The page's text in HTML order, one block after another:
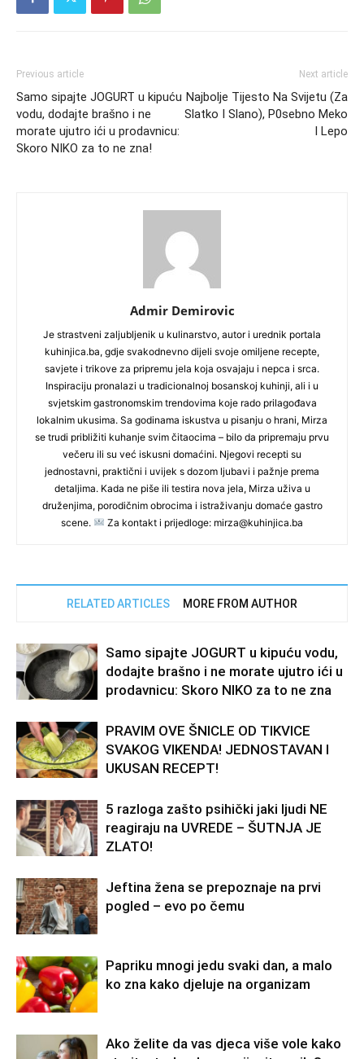
Previous article
Samo sipajte JOGURT u kipuću
vodu, dodajte brašno i ne
morate ujutro ići u prodavnicu:
Skoro NIKO za to ne zna!
Next article
Najbolje Tijesto Na Svijetu (Za
Slatko I Slano), P0sebno Meko
I Lepo
Admir Demirovic
Je strastveni zaljubljenik u kulinarstvo, autor i urednik portala
kuhinjica.ba, gdje svakodnevno dijeli svoje omiljene recepte,
savjete i trikove za pripremu jela koja osvajaju i nepca i srca.
Inspiraciju pronalazi u tradicionalnoj bosanskoj kuhinji, ali i u
svjetskim gastronomskim trendovima koje rado prilagođava
lokalnim ukusima. Sa godinama iskustva u pisanju o hrani, Mirza
se trudi približiti kuhanje svim čitaocima – bilo da pripremaju prvu
večeru ili su već iskusni domaćini. Njegovi recepti su
jednostavni, praktični i uvijek s dozom ljubavi i pažnje prema
detaljima. Kada ne piše ili testira nova jela, Mirza uživa u
druženjima, porodičnim obrocima i istraživanju domaće gastro
scene.
Za kontakt i prijedloge: mirza@kuhinjica.ba
RELATED ARTICLES MORE FROM AUTHOR
Samo sipajte JOGURT u kipuću vodu,
dodajte brašno i ne morate ujutro ići u
prodavnicu: Skoro NIKO za to ne zna
PRAVIM OVE ŠNICLE OD TIKVICE
SVAKOG VIKENDA! JEDNOSTAVAN I
UKUSAN RECEPT!
5 razloga zašto psihički jaki ljudi NE
reagiraju na UVREDE – ŠUTNJA JE
ZLATO!
Jeftina žena se prepoznaje na prvi
pogled – evo po čemu
Papriku mnogi jedu svaki dan, a malo
ko zna kako djeluje na organizam
Ako želite da vas djeca više vole kako